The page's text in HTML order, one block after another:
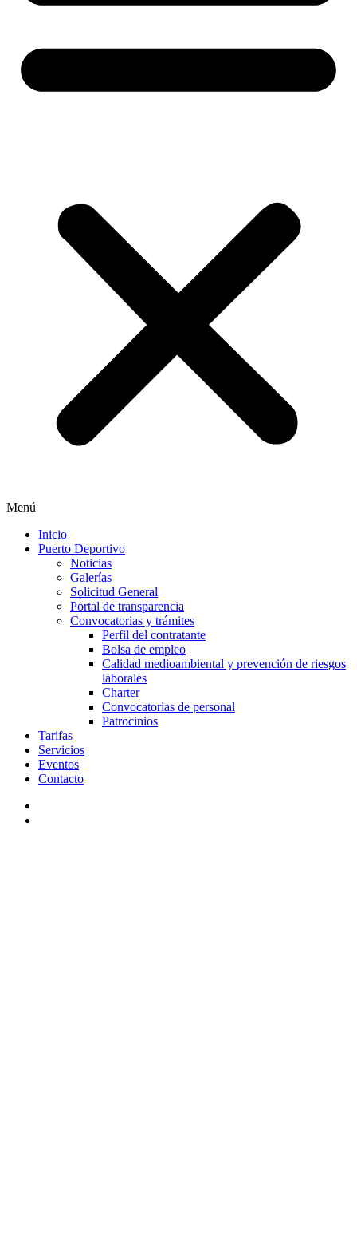
Menú
Inicio
Puerto Deportivo
Noticias
Galerías
Solicitud General
Portal de transparencia
Convocatorias y trámites
Perfil del contratante
Bolsa de empleo
Calidad medioambiental y prevención de riesgos
laborales
Charter
Convocatorias de personal
Patrocinios
Tarifas
Servicios
Eventos
Contacto